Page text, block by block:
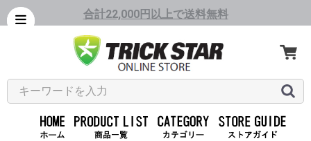
合計22,000円以上で送料無料